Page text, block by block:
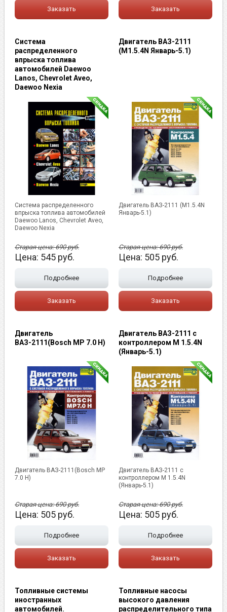
Заказать Заказать
Система
распределенного
впрыска топлива
автомобилей Daewoo
Lanos, Chevrolet Aveo,
Daewoo Nexia
Система распределенного
впрыска топлива автомобилей
Daewoo Lanos, Chevrolet Aveo,
Daewoo Nexia
Старая цена:690руб.
Цена: 545 руб.
Подробнее
Заказать
Двигатель ВАЗ-2111
(М1.5.4N Январь-5.1)
Двигатель ВАЗ-2111 (М1.5.4N
Январь-5.1)
Старая цена:690руб.
Цена: 505 руб.
Подробнее
Заказать
Двигатель
ВАЗ-2111(Bosch MP 7.0 H)
Двигатель ВАЗ-2111(Bosch MP
7.0 H)
Старая цена:690руб.
Цена: 505 руб.
Подробнее
Заказать
Двигатель ВАЗ-2111 с
контроллером М 1.5.4N
(Январь-5.1)
Двигатель ВАЗ-2111 с
контроллером М 1.5.4N
(Январь-5.1)
Старая цена:690руб.
Цена: 505 руб.
Подробнее
Заказать
Топливные системы
иностранных
автомобилей.
Топливные насосы
высокого давления
распределительного типа